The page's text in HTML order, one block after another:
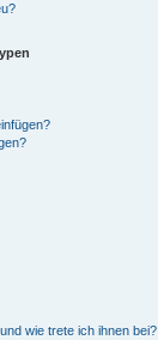
wie trete ich ihnen bei?